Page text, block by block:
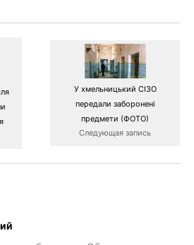
У хмельницький СІЗО
передали заборонені
предмети (ФОТО)
Следующая запись